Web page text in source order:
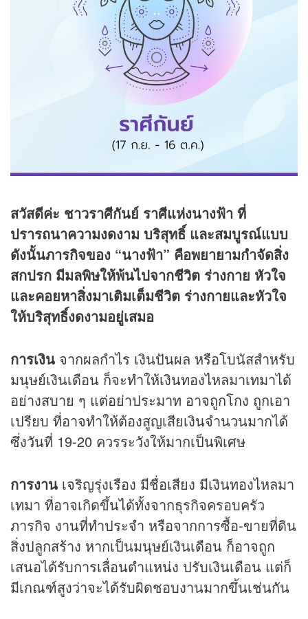
สวัสดีค่ะ ชาวราศีกันย์ ราศีแห่งนางฟ้า ที่
ปรารถนาความงดงาม บริสุทธิ์ และสมบูรณ์แบบ
ดังนั้นภารกิจของ “นางฟ้า” คือพยายามกำจัดสิ่ง
สกปรก มีมลพิษให้พ้นไปจากชีวิต ร่างกาย หัวใจ
และคอยหาสิ่งมาเติมเต็มชีวิต ร่างกายและหัวใจ
ให้บริสุทธิ์งดงามอยู่เสมอ
การเงิน จากผลกำไร เงินปันผล หรือโบนัสสำหรับ
มนุษย์เงินเดือน ก็จะทำให้เงินทองไหลมาเทมาได้
อย่างสบาย ๆ แต่อย่าประมาท อาจถูกโกง ถูกเอา
เปรียบ ที่อาจทำให้ต้องสูญเสียเงินจำนวนมากได้
ซึ่งวันที่ 19-20 ควรระวังให้มากเป็นพิเศษ
การงาน เจริญรุ่งเรือง มีชื่อเสียง มีเงินทองไหลมา
เทมา ที่อาจเกิดขึ้นได้ทั้งจากธุรกิจครอบครัว
ภารกิจ งานที่ทำประจำ หรือจากการซื้อ-ขายที่ดิน
สิ่งปลูกสร้าง หากเป็นมนุษย์เงินเดือน ก็อาจถูก
เสนอได้รับการเลื่อนตำแหน่ง ปรับเงินเดือน แต่ก็
มีเกณฑ์สูงว่าจะได้รับผิดชอบงานมากขึ้นเช่นกัน